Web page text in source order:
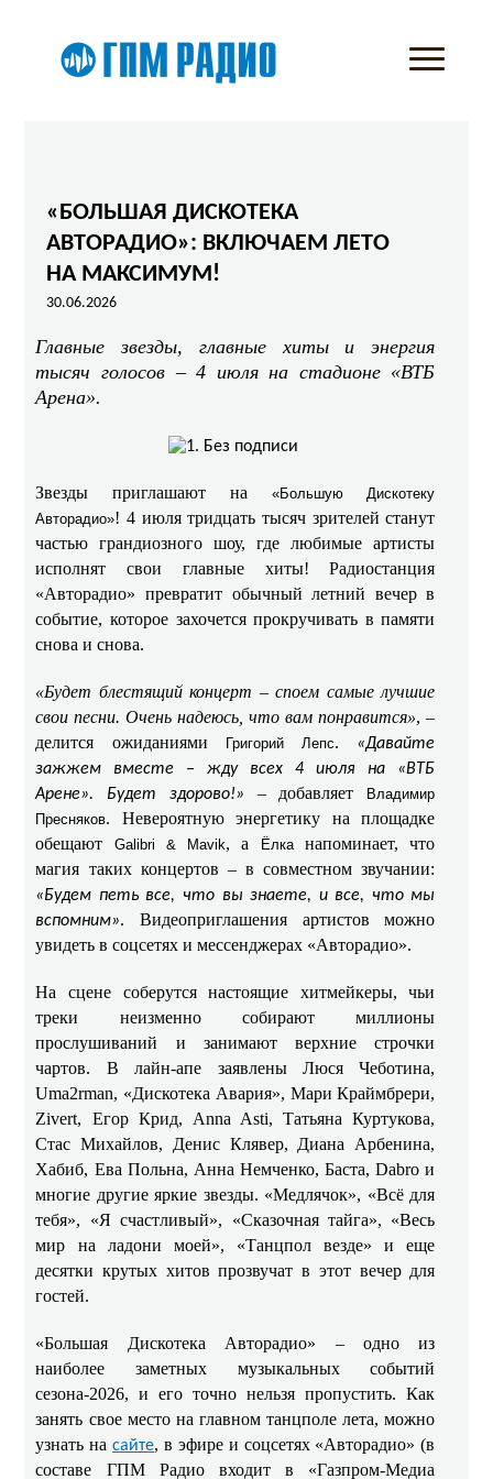
«БОЛЬШАЯ ДИСКОТЕКА
АВТОРАДИО»: ВКЛЮЧАЕМ ЛЕТО
НА МАКСИМУМ!
30.06.2026
Главные звезды, главные хиты и энергия
тысяч голосов – 4 июля на стадионе «ВТБ
Арена».
Звезды приглашают на «Большую Дискотеку
Авторадио»! 4 июля тридцать тысяч зрителей станут
частью грандиозного шоу, где любимые артисты
исполнят свои главные хиты! Радиостанция
«Авторадио» превратит обычный летний вечер в
событие, которое захочется прокручивать в памяти
снова и снова.
«Будет блестящий концерт – споем самые лучшие
свои песни. Очень надеюсь, что вам понравится», –
делится ожиданиями
Григорий Лепс. «Давайте
зажжем вместе – жду всех 4 июля на «ВТБ
Арене». Будет здорово!» – добавляет
Владимир
Пресняков. Невероятную энергетику на площадке
обещают Galibri & Mavik, а Ёлканапоминает, что
магия таких концертов – в совместном звучании:
«Будем петь все, что вы знаете, и все, что мы
вспомним». Видеоприглашения артистов можно
увидеть в соцсетях и мессенджерах «Авторадио».
На сцене соберутся настоящие хитмейкеры, чьи
треки неизменно собирают миллионы
прослушиваний и занимают верхние строчки
чартов. В лайн-апе заявлены Люся Чеботина,
Uma2rman, «Дискотека Авария», Мари Краймбрери,
Zivert, Егор Крид, Anna Asti, Татьяна Куртукова,
Стас Михайлов, Денис Клявер, Диана Арбенина,
Хабиб, Ева Польна, Анна Немченко, Баста, Dabro и
многие другие яркие звезды. «Медлячок», «Всё для
тебя», «Я счастливый», «Сказочная тайга», «Весь
мир на ладони моей», «Танцпол везде» и еще
десятки крутых хитов прозвучат в этот вечер для
гостей.
«Большая Дискотека Авторадио» – одно из
наиболее заметных музыкальных событий
сезона-2026, и его точно нельзя пропустить. Как
занять свое место на главном танцполе лета, можно
узнать насайте, в эфире и соцсетях «Авторадио» (в
составе ГПМ Радио входит в «Газпром-Медиа